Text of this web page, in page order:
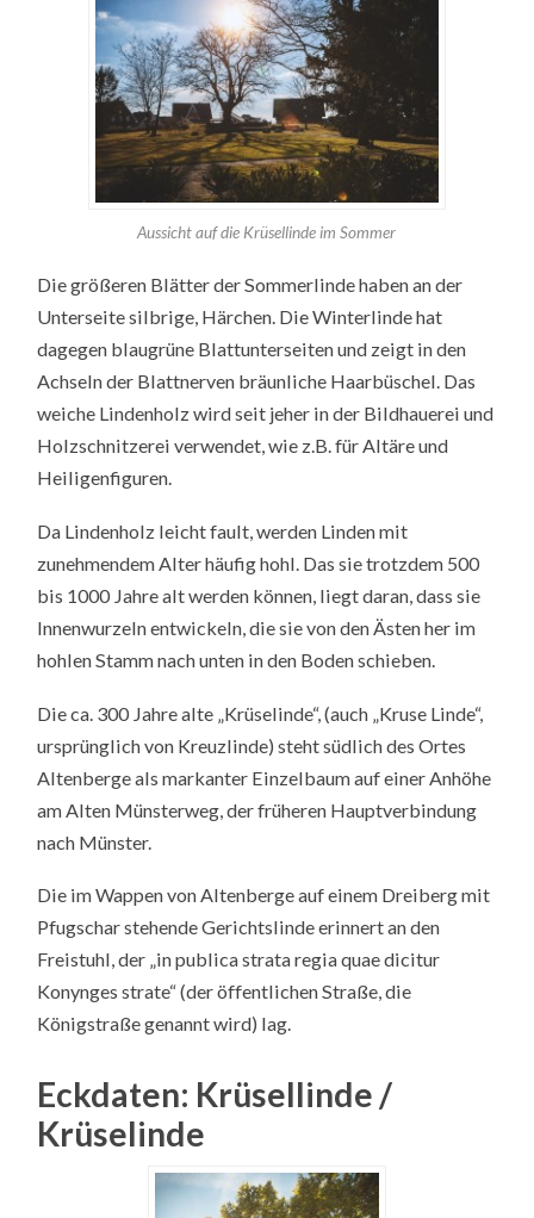
Aussicht auf die Krüsellinde im Sommer
Die größeren Blätter der Sommerlinde haben an der
Unterseite silbrige, Härchen. Die Winterlinde hat
dagegen blaugrüne Blattunterseiten und zeigt in den
Achseln der Blattnerven bräunliche Haarbüschel. Das
weiche Lindenholz wird seit jeher in der Bildhauerei und
Holzschnitzerei verwendet, wie z.B. für Altäre und
Heiligenfiguren.
Da Lindenholz leicht fault, werden Linden mit
zunehmendem Alter häufig hohl. Das sie trotzdem 500
bis 1000 Jahre alt werden können, liegt daran, dass sie
Innenwurzeln entwickeln, die sie von den Ästen her im
hohlen Stamm nach unten in den Boden schieben.
Die ca. 300 Jahre alte „Krüselinde“, (auch „Kruse Linde“,
ursprünglich von Kreuzlinde) steht südlich des Ortes
Altenberge als markanter Einzelbaum auf einer Anhöhe
am Alten Münsterweg, der früheren Hauptverbindung
nach Münster.
Die im Wappen von Altenberge auf einem Dreiberg mit
Pfugschar stehende Gerichtslinde erinnert an den
Freistuhl, der „in publica strata regia quae dicitur
Konynges strate“ (der öffentlichen Straße, die
Königstraße genannt wird) lag.
Eckdaten: Krüsellinde /
Krüselinde